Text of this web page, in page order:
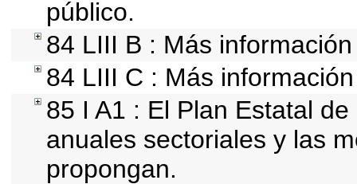
público.
84 LIII B : Más
84 LIII C : Más
85 I A1 : El Plan Estatal
anuales sectoriales y las
propongan.